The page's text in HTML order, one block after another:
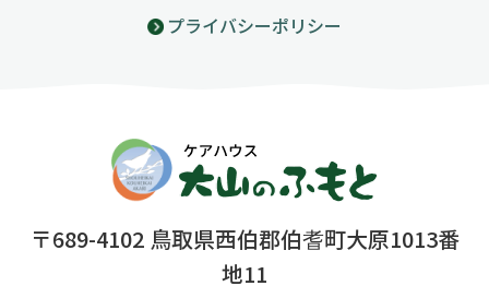
プライバシーポリシー
〒689-4102 鳥取県西伯郡伯耆町大原1013番
地11